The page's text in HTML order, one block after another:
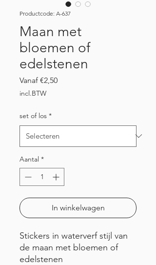
Productcode: A-637
Maan met
bloemen of
edelstenen
Vanaf €2,50Verkoopprijs
incl.BTW
set of los *
Aantal *
In winkelwagen
Stickers in waterverf stijl van
de maan met bloemen of
edelstenen